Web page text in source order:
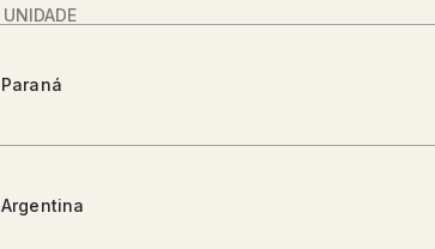
UNIDADE
Paraná
Argentina